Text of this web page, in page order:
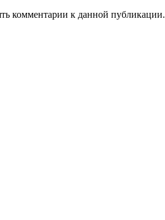
комментарии к данной публикации.